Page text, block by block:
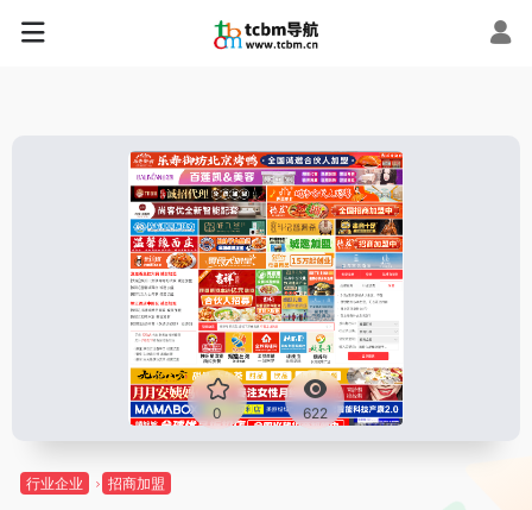
0 622
行业企业 招商加盟